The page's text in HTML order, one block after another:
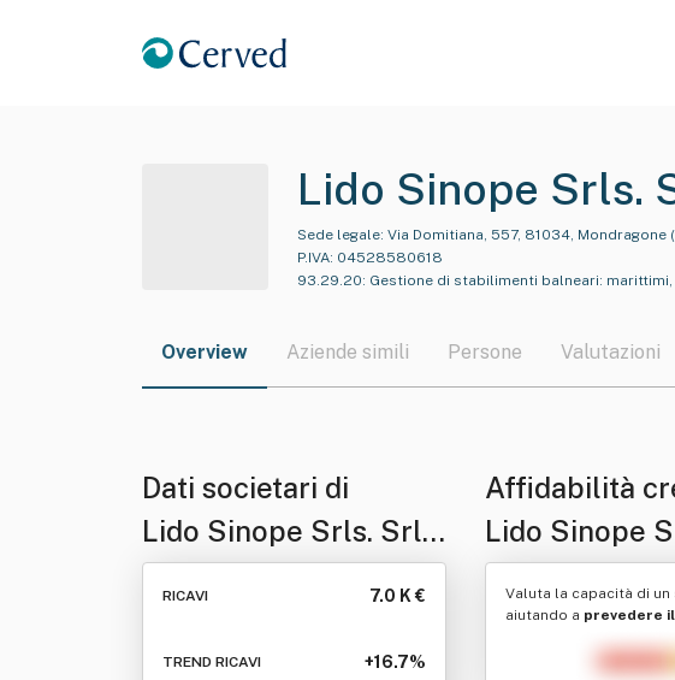
Lido Sinope Srls.
Sede legale: Via Domitiana, 557, 81034, Mondragone
P.IVA: 04528580618
93.29.20: Gestione di stabilimenti balneari:
Overview Aziende simili Persone Valutazioni
Dati societari di
Lido Sinope Srls. Srl
Semplificata
RICAVI 7.0 K €
TREND RICAVI +16.7%
Affidabilità
Lido Sinope
Valuta la capacità di
aiutando a prevedere